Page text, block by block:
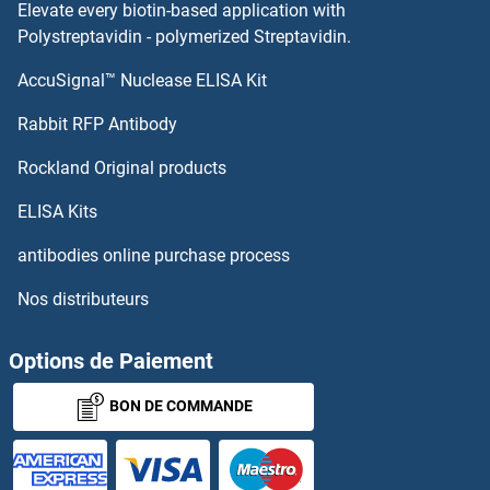
UPP2 Kits ELISA
USP6NL Kits ELISA
USP8 Kits ELISA
UTP3 Kits ELISA
Utrophin Kits ELISA
UTS2R Kits ELISA
Elevate every biotin-based application with
Polystreptavidin - polymerized Streptavidin.
AccuSignal™ Nuclease ELISA Kit
Rabbit RFP Antibody
Rockland Original products
ELISA Kits
antibodies online purchase process
Nos distributeurs
Options de Paiement
BON DE COMMANDE